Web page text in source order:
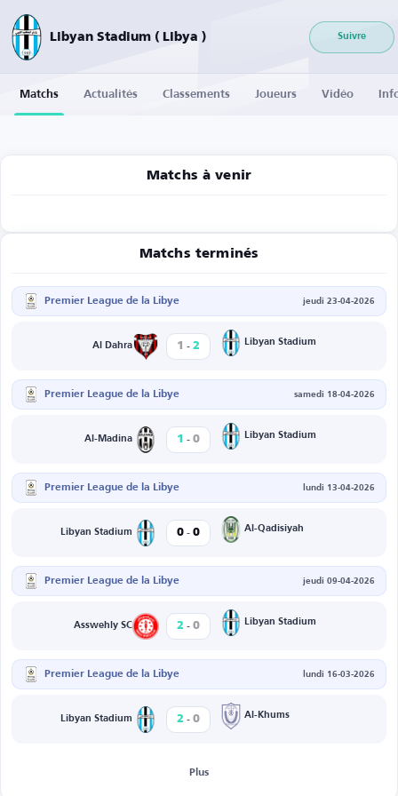
Libyan Stadium ( Libya ) Suivre
Matchs Actualités Classements Joueurs Vidéo
Matchs à venir
Matchs terminés
Premier League de la Libye jeudi 23-04-2026
Al Dahra 1 - 2 Libyan Stadium
Premier League de la Libye samedi 18-04-2026
Al-Madina 1 - 0 Libyan Stadium
Premier League de la Libye lundi 13-04-2026
Libyan Stadium 0 - 0 Al-Qadisiyah
Premier League de la Libye jeudi 09-04-2026
Asswehly SC 2 - 0 Libyan Stadium
Premier League de la Libye lundi 16-03-2026
Libyan Stadium 2 - 0 Al-Khums
Plus